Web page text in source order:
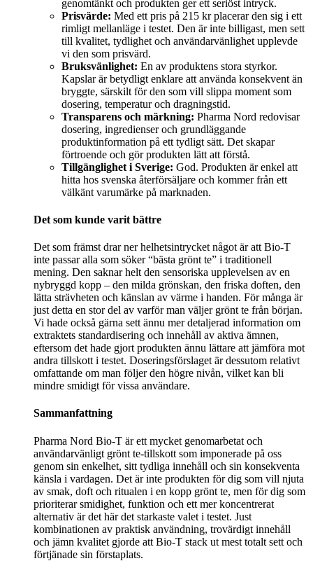
genomtänkt och produkten ger ett seriöst intryck.
Prisvärde: Med ett pris på 215 kr placerar den sig i ett
rimligt mellanläge i testet. Den är inte billigast, men sett
till kvalitet, tydlighet och användarvänlighet upplevde
vi den som prisvärd.
Bruksvänlighet: En av produktens stora styrkor.
Kapslar är betydligt enklare att använda konsekvent än
bryggte, särskilt för den som vill slippa moment som
dosering, temperatur och dragningstid.
Transparens och märkning: Pharma Nord redovisar
dosering, ingredienser och grundläggande
produktinformation på ett tydligt sätt. Det skapar
förtroende och gör produkten lätt att förstå.
Tillgänglighet i Sverige: God. Produkten är enkel att
hitta hos svenska återförsäljare och kommer från ett
välkänt varumärke på marknaden.
Det som kunde varit bättre
Det som främst drar ner helhetsintrycket något är att Bio-T
inte passar alla som söker “bästa grönt te” i traditionell
mening. Den saknar helt den sensoriska upplevelsen av en
nybryggd kopp – den milda grönskan, den friska doften, den
lätta strävheten och känslan av värme i handen. För många är
just detta en stor del av varför man väljer grönt te från början.
Vi hade också gärna sett ännu mer detaljerad information om
extraktets standardisering och innehåll av aktiva ämnen,
eftersom det hade gjort produkten ännu lättare att jämföra mot
andra tillskott i testet. Doseringsförslaget är dessutom relativt
omfattande om man följer den högre nivån, vilket kan bli
mindre smidigt för vissa användare.
Sammanfattning
Pharma Nord Bio-T är ett mycket genomarbetat och
användarvänligt grönt te-tillskott som imponerade på oss
genom sin enkelhet, sitt tydliga innehåll och sin konsekventa
känsla i vardagen. Det är inte produkten för dig som vill njuta
av smak, doft och ritualen i en kopp grönt te, men för dig som
prioriterar smidighet, funktion och ett mer koncentrerat
alternativ är det här det starkaste valet i testet. Just
kombinationen av praktisk användning, trovärdigt innehåll
och jämn kvalitet gjorde att Bio-T stack ut mest totalt sett och
förtjänade sin förstaplats.